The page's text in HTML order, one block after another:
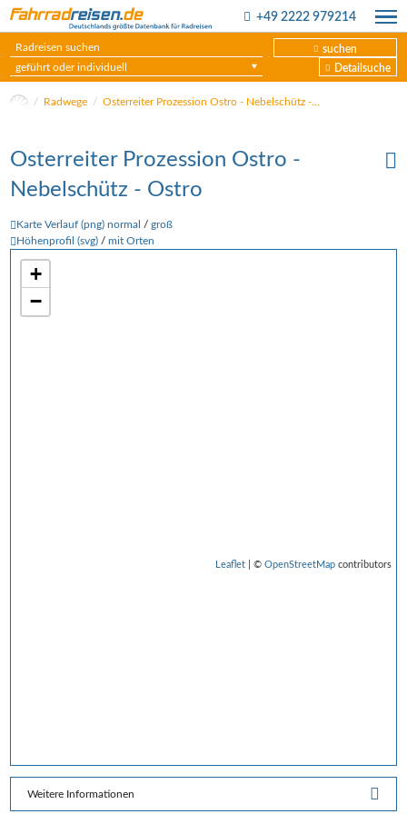
+49 2222 979214
suchen
geführt oder individuell
Detailsuche
Radwege Osterreiter Prozession Ostro - Nebelschütz - Ostro
+
−
Leaflet| © OpenStreetMapcontributors
Weitere Informationen
Osterreiter Prozession Ostro -
Nebelschütz - Ostro
Karte Verlauf (png) normal /groß
Höhenprofil (svg) /mit Orten